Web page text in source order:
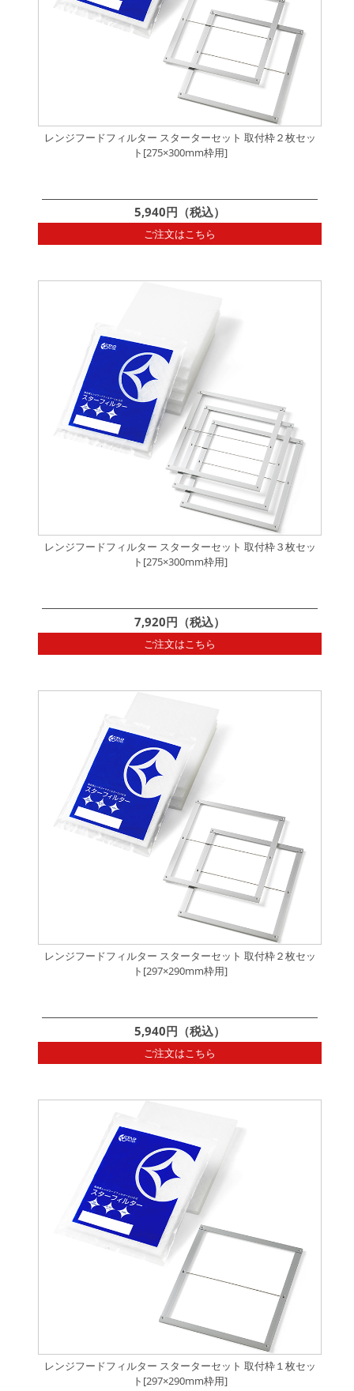
レンジフードフィルター スターターセット 取付枠２枚セッ
ト[275×300mm枠用]
5,940円（税込）
ご注文はこちら
レンジフードフィルター スターターセット 取付枠３枚セッ
ト[275×300mm枠用]
7,920円（税込）
ご注文はこちら
レンジフードフィルター スターターセット 取付枠２枚セッ
ト[297×290mm枠用]
5,940円（税込）
ご注文はこちら
レンジフードフィルター スターターセット 取付枠１枚セッ
ト[297×290mm枠用]